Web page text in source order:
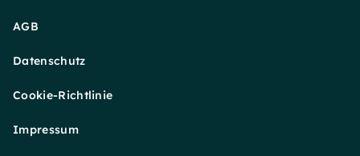
AGB
Datenschutz
Cookie-Richtlinie
Impressum